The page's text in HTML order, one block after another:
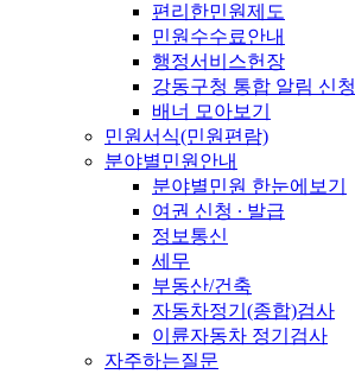
편리한민원제도
민원수수료안내
행정서비스헌장
강동구청 통합 알림 신청
배너 모아보기
민원서식(민원편람)
분야별민원안내
분야별민원 한눈에보기
여권 신청 ∙ 발급
정보통신
세무
부동산/건축
자동차정기(종합)검사
이륜자동차 정기검사
자주하는질문